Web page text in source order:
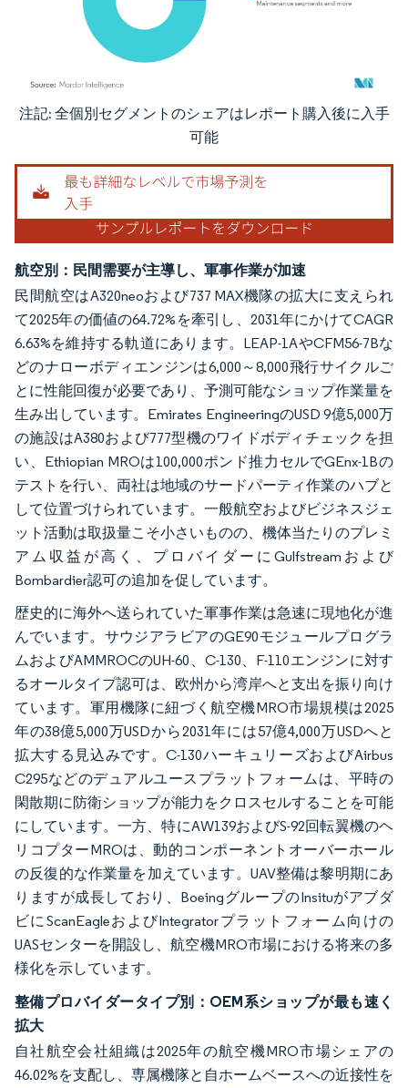
画像 © Mordor Intelligence。再利用にはCC BY 4.0の表示が必要です。
注記: 全個別セグメントのシェアはレポート購入後に入手
可能
航空別：民間需要が主導し、軍事作業が加速
民間航空はA320neoおよび737 MAX機隊の拡大に支えられ
て2025年の価値の64.72%を牽引し、2031年にかけてCAGR
6.63%を維持する軌道にあります。LEAP-1AやCFM56-7Bな
どのナローボディエンジンは6,000～8,000飛行サイクルご
とに性能回復が必要であり、予測可能なショップ作業量を
生み出しています。Emirates EngineeringのUSD 9億5,000万
の施設はA380および777型機のワイドボディチェックを担
い、Ethiopian MROは100,000ポンド推力セルでGEnx-1Bの
テストを行い、両社は地域のサードパーティ作業のハブと
して位置づけられています。一般航空およびビジネスジェ
ット活動は取扱量こそ小さいものの、機体当たりのプレミ
アム収益が高く、プロバイダーにGulfstreamおよび
Bombardier認可の追加を促しています。
歴史的に海外へ送られていた軍事作業は急速に現地化が進
んでいます。サウジアラビアのGE90モジュールプログラ
ムおよびAMMROCのUH-60、C-130、F-110エンジンに対す
るオールタイプ認可は、欧州から湾岸へと支出を振り向け
ています。軍用機隊に紐づく航空機MRO市場規模は2025
年の38億5,000万USDから2031年には57億4,000万USDへと
拡大する見込みです。C-130ハーキュリーズおよびAirbus
C295などのデュアルユースプラットフォームは、平時の
閑散期に防衛ショップが能力をクロスセルすることを可能
にしています。一方、特にAW139およびS-92回転翼機のヘ
リコプターMROは、動的コンポーネントオーバーホール
の反復的な作業量を加えています。UAV整備は黎明期にあ
りますが成長しており、BoeingグループのInsituがアブダ
ビにScanEagleおよびIntegratorプラットフォーム向けの
UASセンターを開設し、航空機MRO市場における将来の多
様化を示しています。
整備プロバイダータイプ別：OEM系ショップが最も速く
拡大
自社航空会社組織は2025年の航空機MRO市場シェアの
46.02%を支配し、専属機隊と自ホームベースへの近接性を